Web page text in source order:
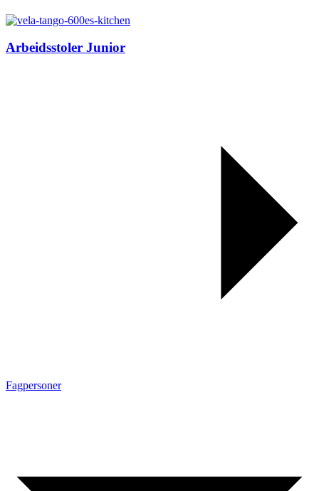
Arbeidsstoler Junior
Fagpersoner